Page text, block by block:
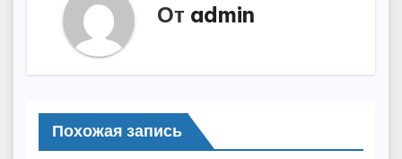
От admin
Похожая запись